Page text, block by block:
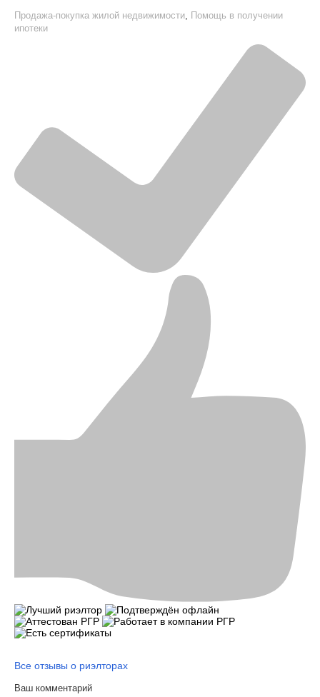
Продажа-покупка жилой недвижимости, Помощь в получении
ипотеки
Все отзывы о риэлторах
Ваш комментарий